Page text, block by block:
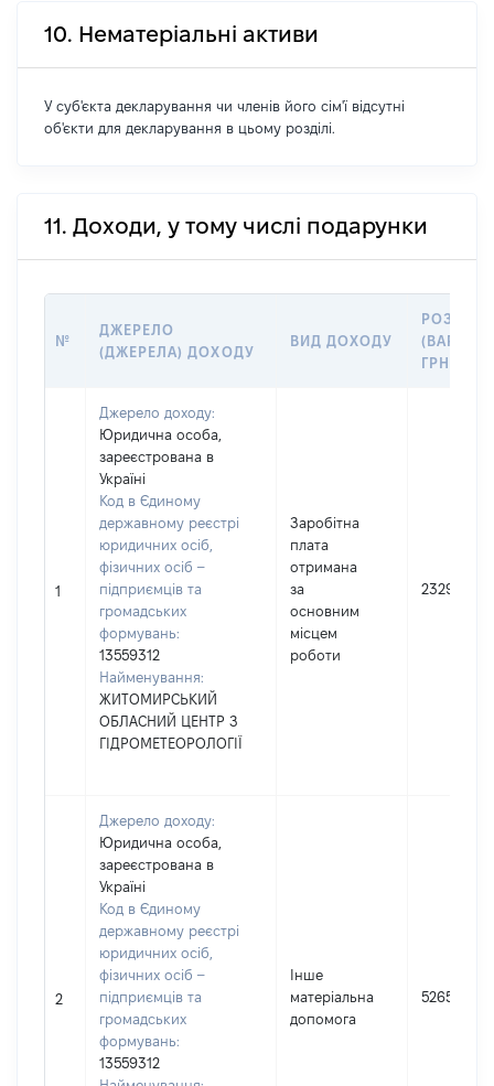
10. Нематеріальні активи
У суб'єкта декларування чи членів його сім'ї відсутні
об'єкти для декларування в цьому розділі.
11. Доходи, у тому числі подарунки
№
ДЖЕРЕЛО
(ДЖЕРЕЛА) ДОХОДУ
ВИД ДОХОДУ
РОЗМІР
ГРН
1
Джерело доходу:
Юридична особа,
зареєстрована в
Україні
Код в Єдиному
державному реєстрі
юридичних осіб,
фізичних осіб –
підприємців та
громадських
формувань:
13559312
Найменування:
ЖИТОМИРСЬКИЙ
ОБЛАСНИЙ ЦЕНТР З
ГІДРОМЕТЕОРОЛОГІЇ
Заробітна
плата
отримана
за
основним
місцем
роботи
232987
2
Джерело доходу:
Юридична особа,
зареєстрована в
Україні
Код в Єдиному
державному реєстрі
юридичних осіб,
фізичних осіб –
підприємців та
громадських
формувань:
13559312
Інше
матеріальна
допомога
5265